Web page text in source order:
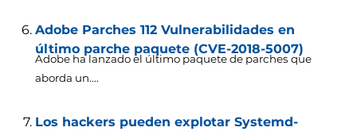
Adobe Parches 112 Vulnerabilidades en
último parche paquete (CVE-2018-5007)
Adobe ha lanzado el último paquete de parches que
aborda un....
Los hackers pueden explotar Systemd-